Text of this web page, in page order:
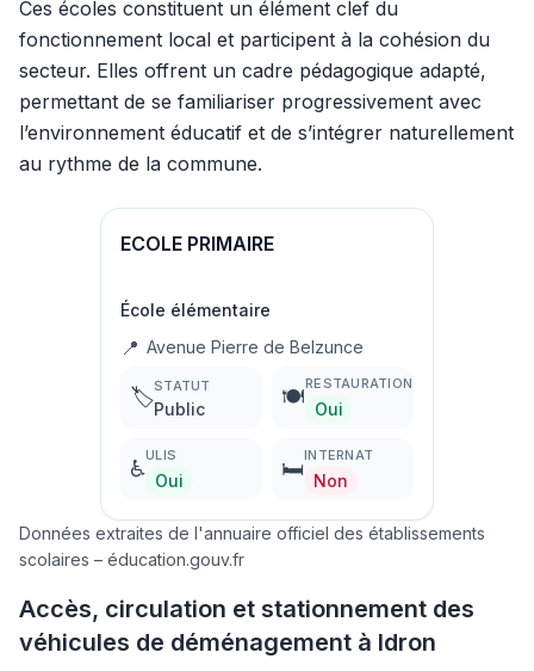
Ces écoles constituent un élément clef du
fonctionnement local et participent à la cohésion du
secteur. Elles offrent un cadre pédagogique adapté,
permettant de se familiariser progressivement avec
l’environnement éducatif et de s’intégrer naturellement
au rythme de la commune.
ECOLE PRIMAIRE
École élémentaire
📍 Avenue Pierre de Belzunce
🏷️STATUT
Public 🍽️
RESTAURATION
Oui
♿
ULIS
Oui 🛏️
INTERNAT
Non
Données extraites de l'annuaire officiel des établissements
scolaires – éducation.gouv.fr
Accès, circulation et stationnement des
véhicules de déménagement à Idron